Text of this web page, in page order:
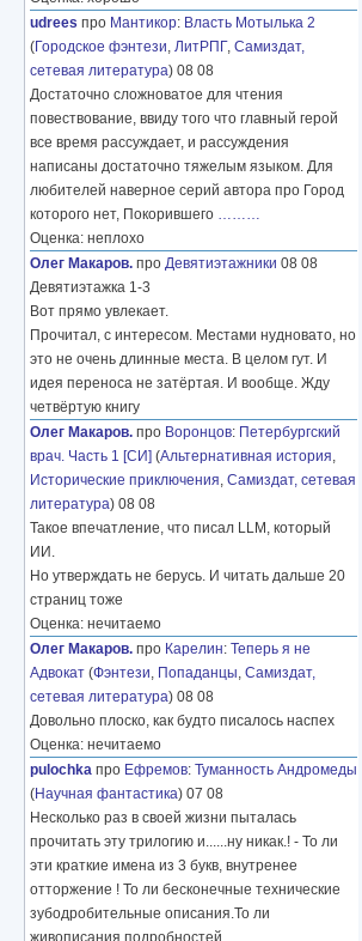
udrees про Мантикор: Власть Мотылька 2
(Городское фэнтези, ЛитРПГ, Самиздат,
сетевая литература) 08 08
Достаточно сложноватое для чтения
повествование, ввиду того что главный герой
все время рассуждает, и рассуждения
написаны достаточно тяжелым языком. Для
любителей наверное серий автора про Город
которого нет, Покорившего ………
Оценка: неплохо
Олег Макаров. про Девятиэтажники 08 08
Девятиэтажка 1-3
Вот прямо увлекает.
Прочитал, с интересом. Местами нудновато, но
это не очень длинные места. В целом гут. И
идея переноса не затёртая. И вообще. Жду
четвёртую книгу
Олег Макаров. про Воронцов: Петербургский
врач. Часть 1 [СИ] (Альтернативная история,
Исторические приключения, Самиздат, сетевая
литература) 08 08
Такое впечатление, что писал LLM, который
ИИ.
Но утверждать не берусь. И читать дальше 20
страниц тоже
Оценка: нечитаемо
Олег Макаров. про Карелин: Теперь я не
Адвокат (Фэнтези, Попаданцы, Самиздат,
сетевая литература) 08 08
Довольно плоско, как будто писалось наспех
Оценка: нечитаемо
pulochka про Ефремов: Туманность Андромеды
(Научная фантастика) 07 08
Несколько раз в своей жизни пыталась
прочитать эту трилогию и......ну никак.! - То ли
эти краткие имена из 3 букв, внутренее
отторжение ! То ли бесконечные технические
зубодробительные описания.То ли